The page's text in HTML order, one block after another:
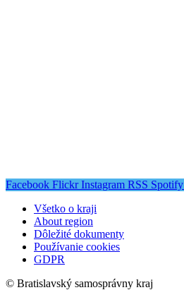
Facebook Flickr Instagram RSS Spotify
Všetko o kraji
About region
Dôležité dokumenty
Používanie cookies
GDPR
© Bratislavský samosprávny kraj